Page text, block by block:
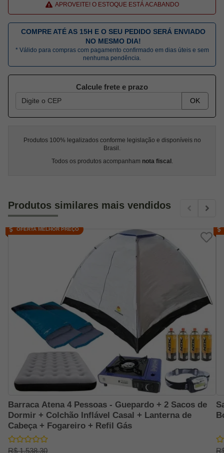
APROVEITE! O ESTOQUE ESTÁ ACABANDO
COMPRE ATÉ AS 15H E O SEU PEDIDO SERÁ ENVIADO
NO MESMO DIA!
* Válido para compras com pagamento confirmado em dias úteis e sem
nenhuma pendência.
Calcule frete e prazo
OK
Produtos 100% legalizados conforme legislação e disponíveis no
Brasil.
Todos os produtos acompanham nota fiscal.
Produtos similares mais vendidos
Barraca Atena 4 Pessoas - Guepardo + 2 Sacos de
Dormir + Colchão Inflável Casal + Lanterna de
Cabeça + Fogareiro + Refil Gás
R$ 1.538,30
OFERTA MELHOR PREÇO